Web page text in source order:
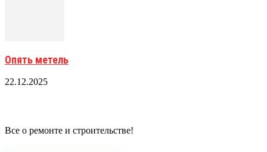
Опять метель
22.12.2025
Все о ремонте и строительстве!